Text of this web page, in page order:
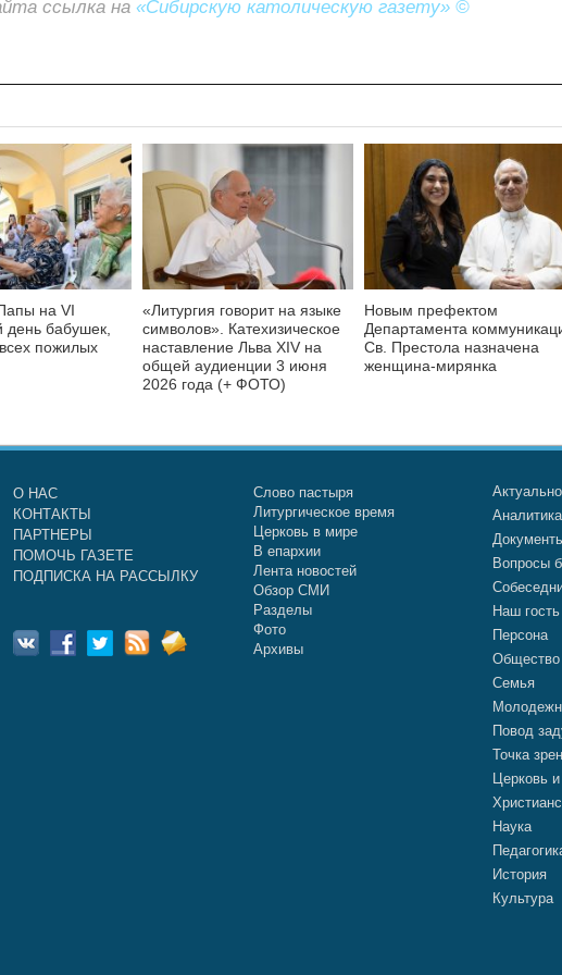
ссылка на «Сибирскую католическую газету» ©
на VI
бабушек,
пожилых
«Литургия говорит на языке
символов». Катехизическое
наставление Льва XIV на
общей аудиенции 3 июня
2026 года (+ ФОТО)
Новым префектом
Департамента
Св. Престола назначена
женщина-мирянка
О НАС
КОНТАКТЫ
ПАРТНЕРЫ
ПОМОЧЬ ГАЗЕТЕ
ПОДПИСКА НА РАССЫЛКУ
Слово пастыря
Литургическое время
Церковь в мире
В епархии
Лента новостей
Обзор СМИ
Разделы
Фото
Архивы
Актуально
Аналитика
Вопросы
Наш гость
Персона
Общество
Семья
Повод
Точка
Церковь
Наука
История
Культура